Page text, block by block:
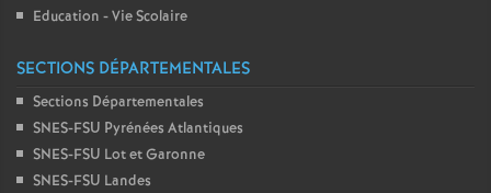
Education - Vie Scolaire
SECTIONS DÉPARTEMENTALES
Sections Départementales
SNES-FSU Pyrénées Atlantiques
SNES-FSU Lot et Garonne
SNES-FSU Landes